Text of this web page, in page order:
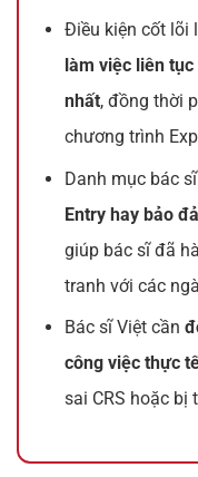
Điều kiện cốt lõi
làm việc liên
nhất, đồng thời
chương trình
Danh mục bác
Entry hay bảo
giúp bác sĩ đã
tranh với các
Bác sĩ Việt cần
công việc thực
sai CRS hoặc bị